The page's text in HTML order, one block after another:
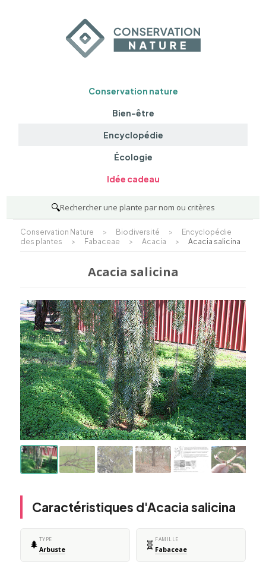
Conservation nature
Bien-être
Encyclopédie
Écologie
Idée cadeau
🔍Rechercher une plante par nom ou critères
Conservation Nature > Biodiversité >
Encyclopédie
des plantes
> Fabaceae > Acacia > Acacia salicina
Acacia salicina
Caractéristiques d'Acacia salicina
🌲 TYPE
Arbuste 🧬 FAMILLE
Fabaceae